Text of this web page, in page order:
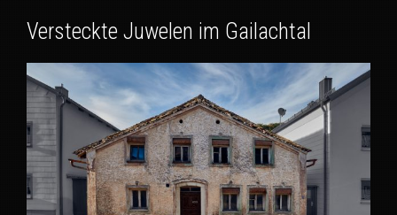
Versteckte Juwelen im Gailachtal